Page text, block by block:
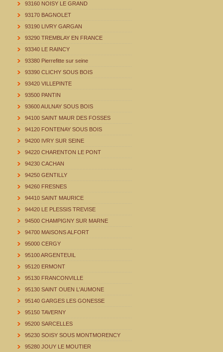
93160 NOISY LE GRAND
93170 BAGNOLET
93190 LIVRY GARGAN
93290 TREMBLAY EN FRANCE
93340 LE RAINCY
93380 Pierrefitte sur seine
93390 CLICHY SOUS BOIS
93420 VILLEPINTE
93500 PANTIN
93600 AULNAY SOUS BOIS
94100 SAINT MAUR DES FOSSES
94120 FONTENAY SOUS BOIS
94200 IVRY SUR SEINE
94220 CHARENTON LE PONT
94230 CACHAN
94250 GENTILLY
94260 FRESNES
94410 SAINT MAURICE
94420 LE PLESSIS TREVISE
94500 CHAMPIGNY SUR MARNE
94700 MAISONS ALFORT
95000 CERGY
95100 ARGENTEUIL
95120 ERMONT
95130 FRANCONVILLE
95130 SAINT OUEN L'AUMONE
95140 GARGES LES GONESSE
95150 TAVERNY
95200 SARCELLES
95230 SOISY SOUS MONTMORENCY
95280 JOUY LE MOUTIER